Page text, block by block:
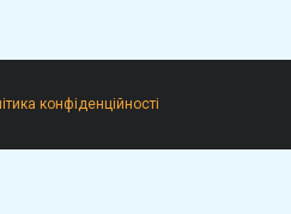
конфіденційності